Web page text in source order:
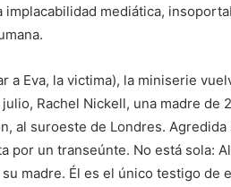
mediática,
a Eva, la victima), la miniserie
Rachel Nickell, una madre de
al suroeste de Londres.
por un transeúnte. No está sola:
madre. Él es el único testigo de